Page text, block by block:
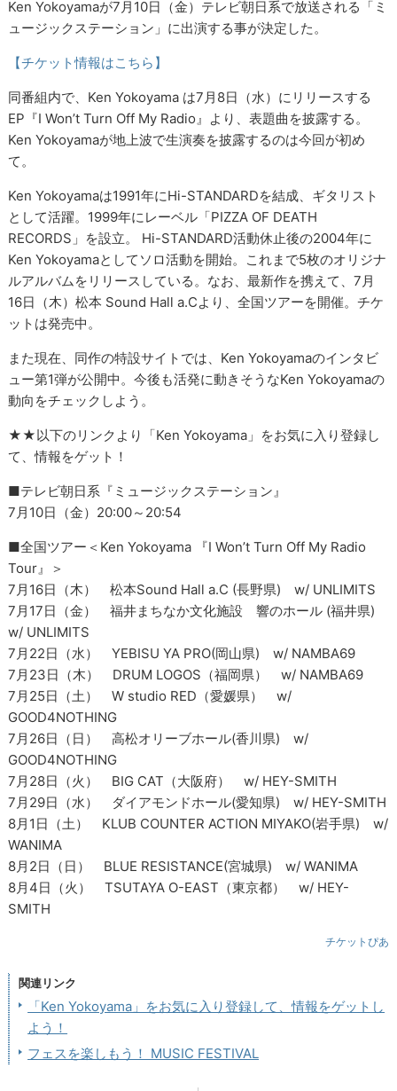
Ken Yokoyamaが7月10日（金）テレビ朝日系で放送される「ミ
ュージックステーション」に出演する事が決定した。
【チケット情報はこちら】
同番組内で、Ken Yokoyama は7月8日（水）にリリースする
EP『I Won’t Turn Off My Radio』より、表題曲を披露する。
Ken Yokoyamaが地上波で生演奏を披露するのは今回が初め
て。
Ken Yokoyamaは1991年にHi-STANDARDを結成、ギタリスト
として活躍。1999年にレーベル「PIZZA OF DEATH
RECORDS」を設立。 Hi-STANDARD活動休止後の2004年に
Ken Yokoyamaとしてソロ活動を開始。これまで5枚のオリジナ
ルアルバムをリリースしている。なお、最新作を携えて、7月
16日（木）松本 Sound Hall a.Cより、全国ツアーを開催。チケ
ットは発売中。
また現在、同作の特設サイトでは、Ken Yokoyamaのインタビ
ュー第1弾が公開中。今後も活発に動きそうなKen Yokoyamaの
動向をチェックしよう。
★★以下のリンクより「Ken Yokoyama」をお気に入り登録し
て、情報をゲット！
■テレビ朝日系『ミュージックステーション』
7月10日（金）20:00～20:54
■全国ツアー＜Ken Yokoyama 『I Won’t Turn Off My Radio
Tour』＞
7月16日（木） 松本Sound Hall a.C (長野県) w/ UNLIMITS
7月17日（金） 福井まちなか文化施設 響のホール (福井県)
w/ UNLIMITS
7月22日（水） YEBISU YA PRO(岡山県) w/ NAMBA69
7月23日（木） DRUM LOGOS（福岡県） w/ NAMBA69
7月25日（土） W studio RED（愛媛県） w/
GOOD4NOTHING
7月26日（日） 高松オリーブホール(香川県) w/
GOOD4NOTHING
7月28日（火） BIG CAT（大阪府） w/ HEY-SMITH
7月29日（水） ダイアモンドホール(愛知県) w/ HEY-SMITH
8月1日（土） KLUB COUNTER ACTION MIYAKO(岩手県) w/
WANIMA
8月2日（日） BLUE RESISTANCE(宮城県) w/ WANIMA
8月4日（火） TSUTAYA O-EAST（東京都） w/ HEY-
SMITH
チケットぴあ
関連リンク
「Ken Yokoyama」をお気に入り登録して、情報をゲットし
よう！
フェスを楽しもう！ MUSIC FESTIVAL